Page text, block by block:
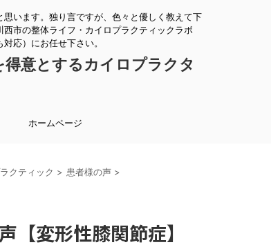
います。独り言ですが、色々と優しく教えて下
西市の整体ライフ・カイロプラクティックラボ
対応）にお任せ下さい。
得意とするカイロプラクタ
ホームページ
クティック > 患者様の声 >
【変形性膝関節症】